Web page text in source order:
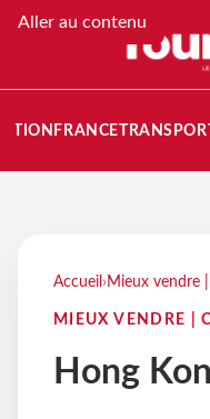
Aller au contenu
FRANCE
Accueil › Mieux vendre
MIEUX VENDRE |
Hong